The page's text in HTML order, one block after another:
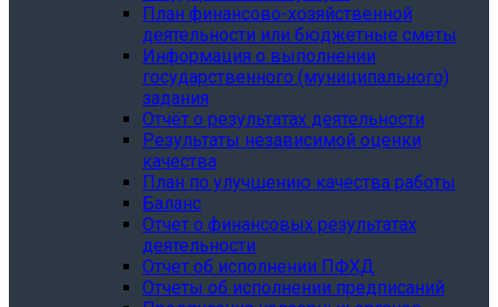
План финансово-хозяйственной
деятельности или бюджетные сметы
Информация о выполнении
государственного (муниципального)
задания
Отчёт о результатах деятельности
Результаты независимой оценки
качества
План по улучшению качества работы
Баланс
Отчет о финансовых результатах
деятельности
Отчет об исполнении ПФХД
Отчеты об исполнении предписаний